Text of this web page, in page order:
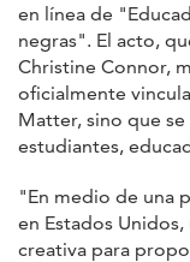
en línea de
negras". El acto,
Christine Connor,
oficialmente
Matter, sino que
estudiantes,
"En medio de una
en Estados
creativa para